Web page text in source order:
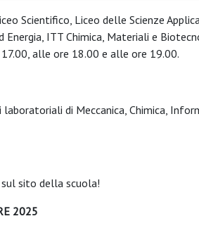
Scientifico, Liceo delle Scienze
Energia, ITT Chimica, Materiali e
alle ore 18.00 e alle ore 19.00.
di Meccanica, Chimica,
sito della scuola!
2025